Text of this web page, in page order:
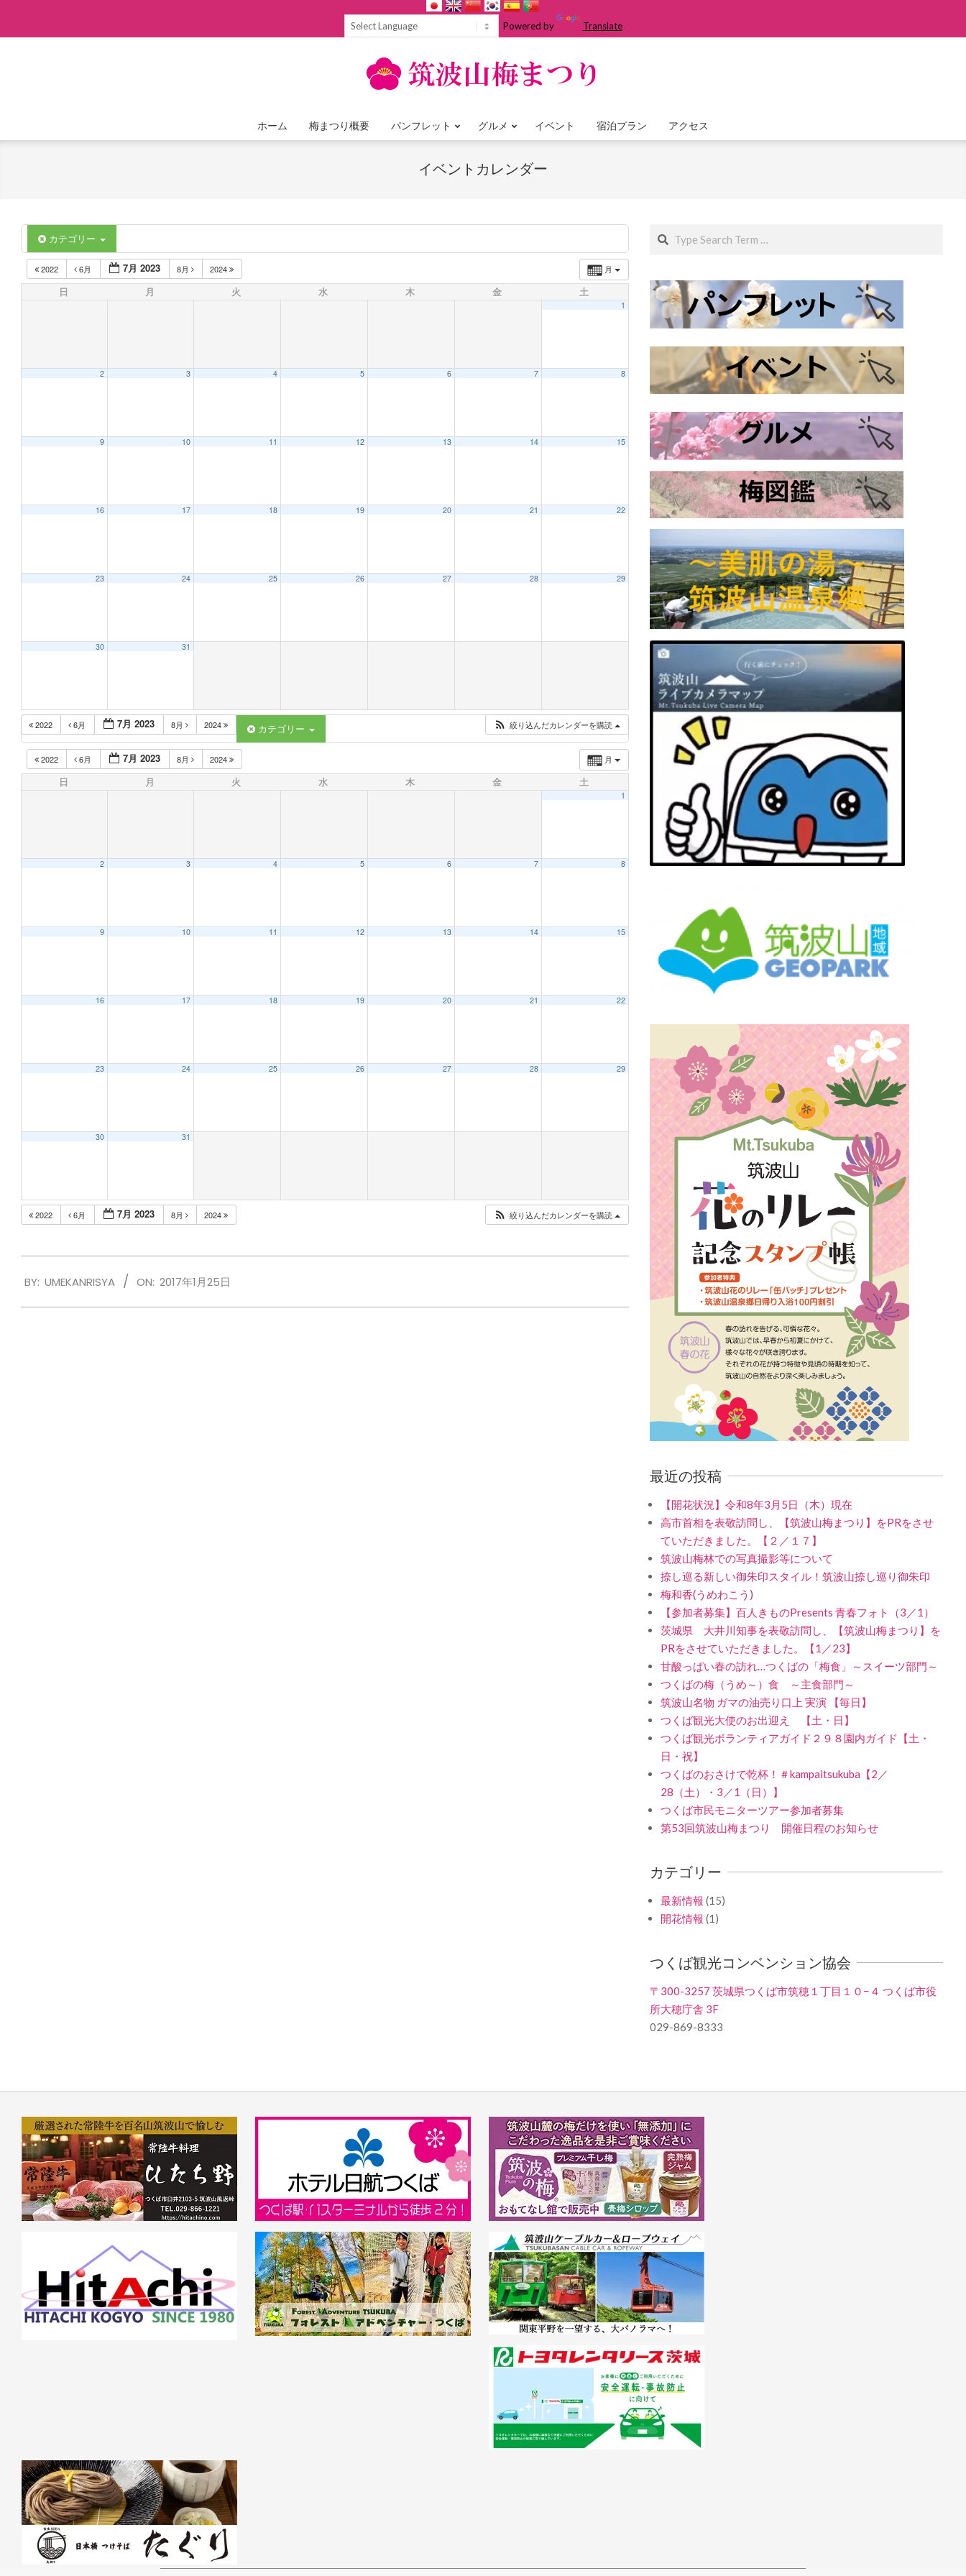
Powered by Translate
Primary
Menu
ホーム 梅まつり概要 パンフレット グルメ イベント 宿泊プラン アクセス
イベントカレンダー
カテゴリー
月
2022 6月 7月 2023 8月 2024
日 月 火 水 木 金 土
1
2 3 4 5 6 7 8
9 10 11 12 13 14 15
16 17 18 19 20 21 22
23 24 25 26 27 28 29
30 31
2022 6月 7月 2023 8月 2024 絞り込んだカレンダーを購読
カテゴリー
月
2022 6月 7月 2023 8月 2024
日 月 火 水 木 金 土
1
2 3 4 5 6 7 8
9 10 11 12 13 14 15
16 17 18 19 20 21 22
23 24 25 26 27 28 29
30 31
2022 6月 7月 2023 8月 2024 絞り込んだカレンダーを購読
01-
BY: UMEKANRISYA ON: 2017年1月25日
Search
最近の投稿
【開花状況】令和8年3月5日（木）現在
高市首相を表敬訪問し、【筑波山梅まつり】をPRをさせ
ていただきました。【２／１７】
筑波山梅林での写真撮影等について
捺し巡る新しい御朱印スタイル！筑波山捺し巡り御朱印
梅和香(うめわこう)
【参加者募集】百人きものPresents 青春フォト（3／1）
茨城県 大井川知事を表敬訪問し、【筑波山梅まつり】を
PRをさせていただきました。【1／23】
甘酸っぱい春の訪れ…つくばの「梅食」～スイーツ部門～
つくばの梅（うめ～）食 ～主食部門～
筑波山名物 ガマの油売り口上 実演 【毎日】
つくば観光大使のお出迎え 【土・日】
つくば観光ボランティアガイド２９８園内ガイド【土・
日・祝】
つくばのおさけで乾杯！＃kampaitsukuba【2／
28（土）・3／1（日）】
つくば市民モニターツアー参加者募集
第53回筑波山梅まつり 開催日程のお知らせ
カテゴリー
最新情報 (15)
開花情報 (1)
つくば観光コンベンション協会
〒300-3257 茨城県つくば市筑穂１丁目１０−４ つくば市役
所大穂庁舎 3F
029-869-8333